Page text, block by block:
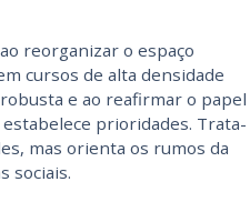
reorganizar o espaço
cursos de alta densidade
e ao reafirmar o papel
prioridades. Trata-
mas orienta os rumos da
sociais.